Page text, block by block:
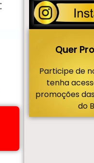
Quer
Participe de
tenha
promoções
do